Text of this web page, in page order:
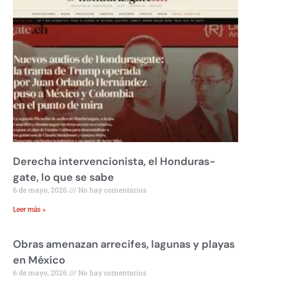
Derecha intervencionista, el Honduras-
gate, lo que se sabe
6 de mayo, 2026 No hay comentarios
Leer más »
Obras amenazan arrecifes, lagunas y playas
en México
6 de mayo, 2026 No hay comentarios